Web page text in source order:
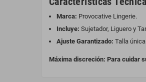
Marca: Provocative Lingerie.
Incluye: Sujetador, Liguero y
Ajuste Garantizado: Talla
Máxima discreción: Para cuidar